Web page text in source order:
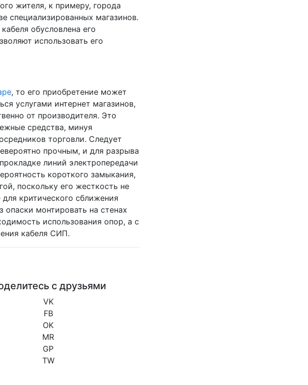
жителя, к примеру, города
специализированных магазинов.
обусловлена его
использовать его
, то его приобретение может
услугами интернет магазинов,
от производителя. Это
средства, минуя
торговли. Следует
прочным, и для разрыва
линий электропередачи
короткого замыкания,
поскольку его жесткость не
критического сближения
монтировать на стенах
использования опор, а с
кабеля СИП.
с друзьями
VK
FB
OK
MR
GP
TW